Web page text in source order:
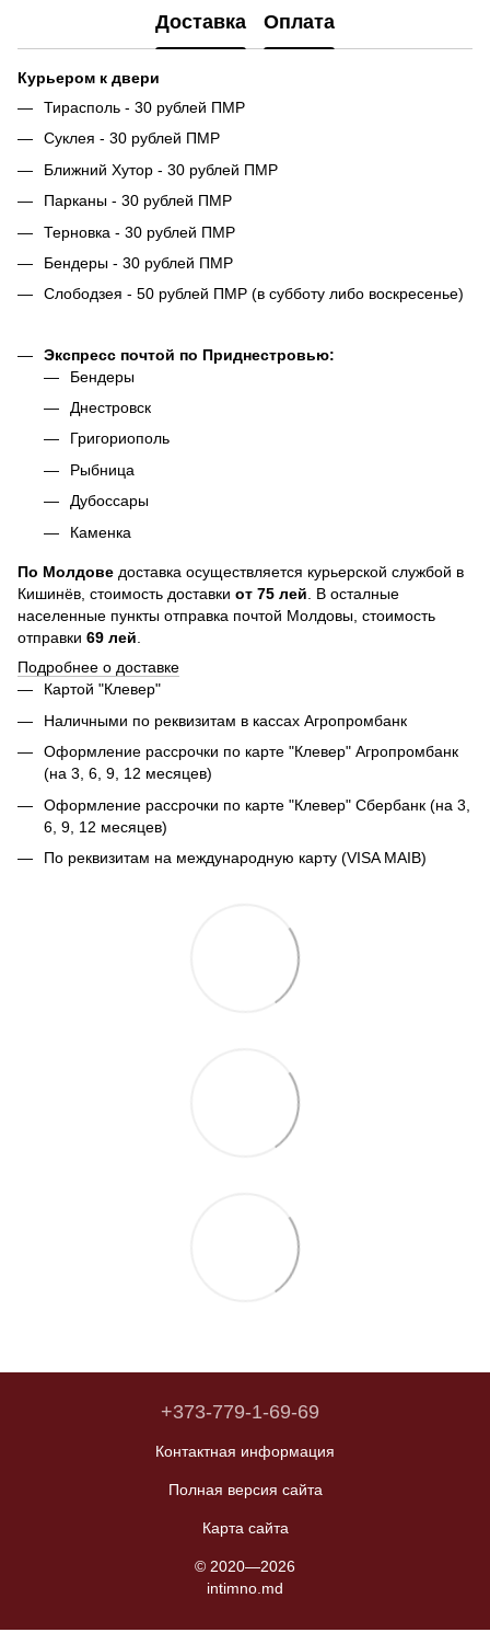
Доставка Оплата
Курьером к двери
Тирасполь - 30 рублей ПМР
Суклея - 30 рублей ПМР
Ближний Хутор - 30 рублей ПМР
Парканы - 30 рублей ПМР
Терновка - 30 рублей ПМР
Бендеры - 30 рублей ПМР
Слободзея - 50 рублей ПМР (в субботу либо воскресенье)
Экспресс почтой по Приднестровью:
Бендеры
Днестровск
Григориополь
Рыбница
Дубоссары
Каменка
По Молдове доставка осуществляется курьерской службой в
Кишинёв, стоимость доставки от 75 лей. В осталные
населенные пункты отправка почтой Молдовы, стоимость
отправки 69 лей.
Подробнее о доставке
Картой "Клевер"
Наличными по реквизитам в кассах Агропромбанк
Оформление рассрочки по карте "Клевер" Агропромбанк
(на 3, 6, 9, 12 месяцев)
Оформление рассрочки по карте "Клевер" Сбербанк (на 3,
6, 9, 12 месяцев)
По реквизитам на международную карту (VISA MAIB)
+373-779-1-69-69
Контактная информация
Полная версия сайта
Карта сайта
© 2020—2026
intimno.md